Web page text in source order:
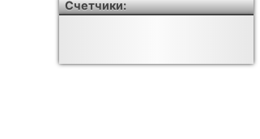
Счетчики: